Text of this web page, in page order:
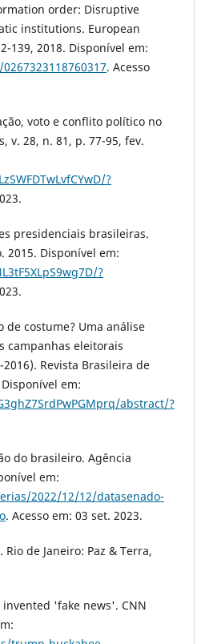
order: Disruptive
institutions. European
139, 2018. Disponível em:
. Acesso
voto e conflito político no
v. 28, n. 81, p. 77-95, fev.
?
presidenciais brasileiras.
2015. Disponível em:
?
de costume? Uma análise
campanhas eleitorais
Revista Brasileira de
em:
abstract/?
do brasileiro. Agência
em:
2022/12/12/datasenado-
. Acesso em: 03 set. 2023.
Rio de Janeiro: Paz & Terra,
invented 'fake news'. CNN